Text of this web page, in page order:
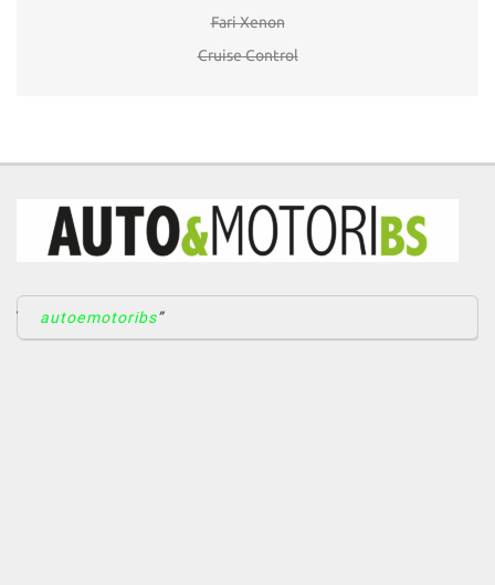
Fari Xenon
Cruise Control
autoemotoribs